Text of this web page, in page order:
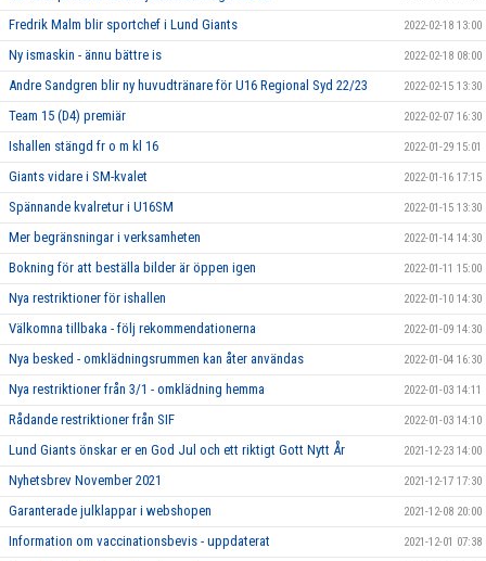
Fredrik Malm blir sportchef i Lund Giants 2022-02-18 13:00
Ny ismaskin - ännu bättre is 2022-02-18 08:00
Andre Sandgren blir ny huvudtränare för U16 Regional Syd 22/23 2022-02-15 13:30
Team 15 (D4) premiär 2022-02-07 16:30
Ishallen stängd fr o m kl 16 2022-01-29 15:01
Giants vidare i SM-kvalet 2022-01-16 17:15
Spännande kvalretur i U16SM 2022-01-15 13:30
Mer begränsningar i verksamheten 2022-01-14 14:30
Bokning för att beställa bilder är öppen igen 2022-01-11 15:00
Nya restriktioner för ishallen 2022-01-10 14:30
Välkomna tillbaka - följ rekommendationerna 2022-01-09 14:30
Nya besked - omklädningsrummen kan åter användas 2022-01-04 16:30
Nya restriktioner från 3/1 - omklädning hemma 2022-01-03 14:11
Rådande restriktioner från SIF 2022-01-03 14:10
Lund Giants önskar er en God Jul och ett riktigt Gott Nytt År 2021-12-23 14:00
Nyhetsbrev November 2021 2021-12-17 17:30
Garanterade julklappar i webshopen 2021-12-08 20:00
Information om vaccinationsbevis - uppdaterat 2021-12-01 07:38